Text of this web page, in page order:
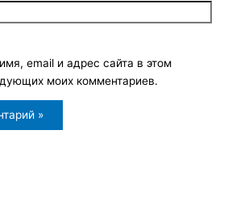
email и адрес сайта в этом
моих комментариев.